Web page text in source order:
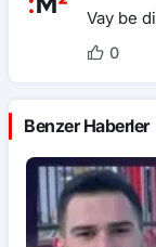
Vay be
0
Benzer Haberler